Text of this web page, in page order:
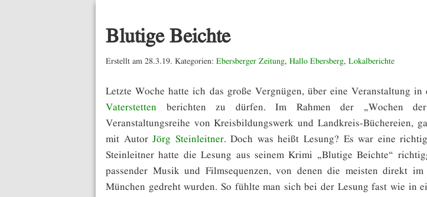
Blutige Beichte
Erstellt am 28.3.19. Kategorien: Ebersberger Zeitung Hallo Ebersberg Lokalberichte
Letzte Woche hatte ich das große Vergnügen, über eine Veranstaltung in
Vaterstetten berichten zu dürfen. Im Rahmen der „Wochen der
Veranstaltungsreihe von Kreisbildungswerk und Landkreis-Büchereien,
mit Autor Jörg Steinleitner. Doch was heißt Lesung? Es war eine
Steinleitner hatte die Lesung aus seinem Krimi „Blutige Beichte“
passender Musik und Filmsequenzen, von denen die meisten direkt im
München gedreht wurden. So fühlte man sich bei der Lesung fast wie in